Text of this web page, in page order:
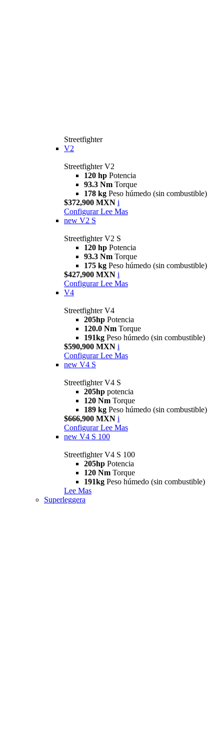
Streetfighter
V2
Streetfighter V2
120 hp Potencia
93.3 Nm Torque
178 kg Peso húmedo (sin combustible)
$372,900 MXN i
Configurar Lee Mas
new V2 S
Streetfighter V2 S
120 hp Potencia
93.3 Nm Torque
175 kg Peso húmedo (sin combustible)
$427,900 MXN i
Configurar Lee Mas
V4
Streetfighter V4
205hp Potencia
120.0 Nm Torque
191kg Peso húmedo (sin combustible)
$590,900 MXN i
Configurar Lee Mas
new V4 S
Streetfighter V4 S
205hp potencia
120 Nm Torque
189 kg Peso húmedo (sin combustible)
$666,900 MXN i
Configurar Lee Mas
new V4 S 100
Streetfighter V4 S 100
205hp Potencia
120 Nm Torque
191kg Peso húmedo (sin combustible)
Lee Mas
Superleggera